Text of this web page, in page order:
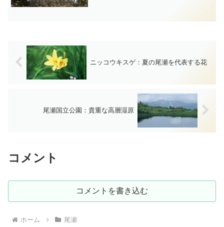
ニッコウキスゲ：夏の尾瀬を代表する花
尾瀬国立公園：貴重な高層湿原
コメント
コメントを書き込む
ホーム 尾瀬